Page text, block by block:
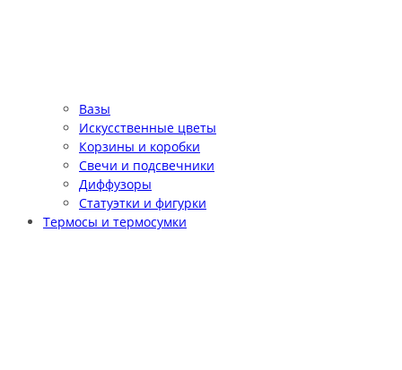
Вазы
Искусственные цветы
Корзины и коробки
Свечи и подсвечники
Диффузоры
Статуэтки и фигурки
Термосы и термосумки